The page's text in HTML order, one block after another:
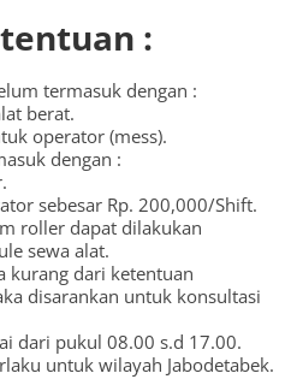
:
termasuk dengan :
berat.
operator (mess).
dengan :
sebesar Rp. 200,000/Shift.
roller dapat dilakukan
sewa alat.
kurang dari ketentuan
disarankan untuk konsultasi
dari pukul 08.00 s.d 17.00.
untuk wilayah Jabodetabek.